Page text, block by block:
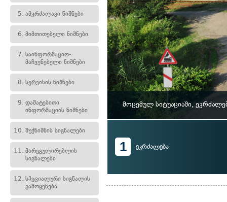
5. ამკრძალავი ნიშნები
6. მიმთითებელი ნიშნები
7. საინფორმაციო-
მაჩვენებელი ნიშნები
8. სერვისის ნიშნები
9. დამატებითი
ინფორმაციის ნიშნები
10. შუქნიშნის სიგნალები
11. მარეგულირებლის
სიგნალები
12. სპეციალური სიგნალის
გამოყენება
მოცემულ სიტუაციაში,
1 ეკრძალება